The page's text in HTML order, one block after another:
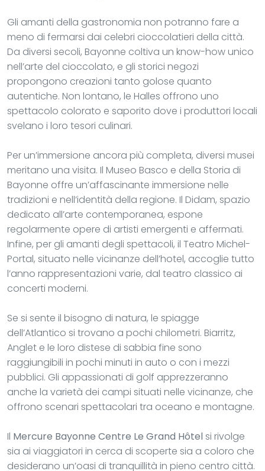
Gli amanti della gastronomia non potranno fare a
meno di fermarsi dai celebri cioccolatieri della città.
Da diversi secoli, Bayonne coltiva un know-how unico
nell’arte del cioccolato, e gli storici negozi
propongono creazioni tanto golose quanto
autentiche. Non lontano, le Halles offrono uno
spettacolo colorato e saporito dove i produttori locali
svelano i loro tesori culinari.
Per un’immersione ancora più completa, diversi musei
meritano una visita. Il Museo Basco e della Storia di
Bayonne offre un’affascinante immersione nelle
tradizioni e nell’identità della regione. Il Didam, spazio
dedicato all’arte contemporanea, espone
regolarmente opere di artisti emergenti e affermati.
Infine, per gli amanti degli spettacoli, il Teatro Michel-
Portal, situato nelle vicinanze dell’hotel, accoglie tutto
l’anno rappresentazioni varie, dal teatro classico ai
concerti moderni.
Se si sente il bisogno di natura, le spiagge
dell’Atlantico si trovano a pochi chilometri. Biarritz,
Anglet e le loro distese di sabbia fine sono
raggiungibili in pochi minuti in auto o con i mezzi
pubblici. Gli appassionati di golf apprezzeranno
anche la varietà dei campi situati nelle vicinanze, che
offrono scenari spettacolari tra oceano e montagne.
Il Mercure Bayonne Centre Le Grand Hôtel si rivolge
sia ai viaggiatori in cerca di scoperte sia a coloro che
desiderano un’oasi di tranquillità in pieno centro città.